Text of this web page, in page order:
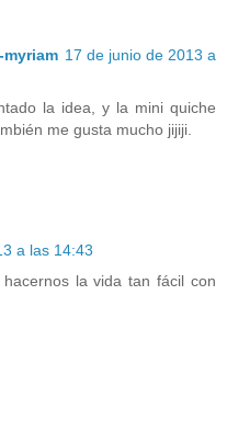
17 de junio de 2013 a
la idea, y la mini quiche
me gusta mucho jijiji.
a las 14:43
la vida tan fácil con